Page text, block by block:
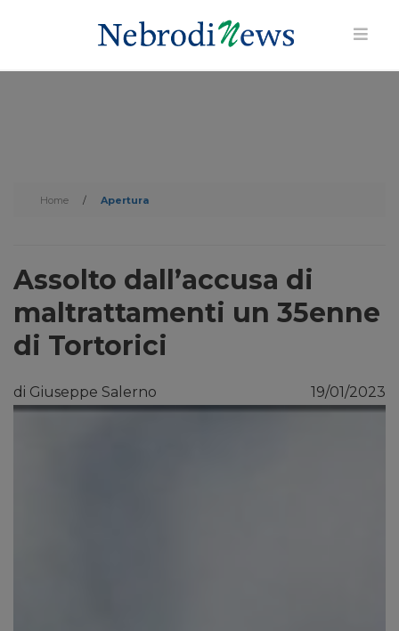
Home / Apertura
Assolto dall’accusa di
maltrattamenti un 35enne
di Tortorici
di Giuseppe Salerno 19/01/2023